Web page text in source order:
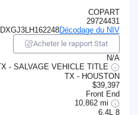
COPART
29724431
Décodage du NIV
Acheter le rapport Stat
N/A
- SALVAGE VEHICLE TITLE
TX - HOUSTON
$39,397
Front End
10,862 mi
6.4L 8